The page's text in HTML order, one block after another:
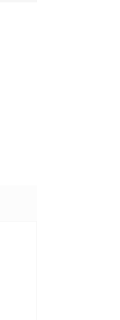
5 hvězdiček.